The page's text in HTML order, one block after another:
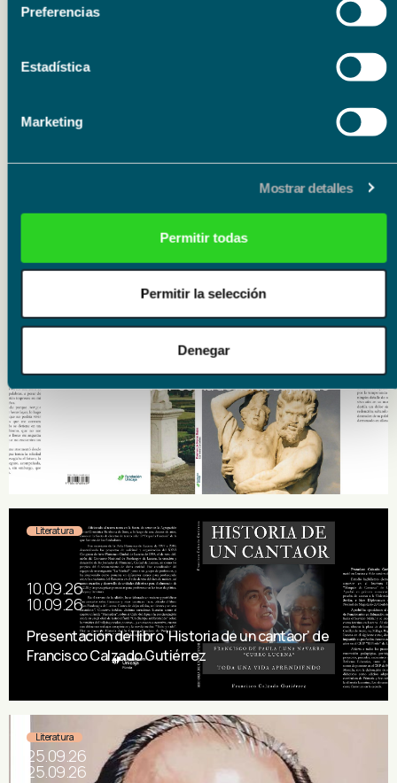
Preferencias
Estadística
Marketing
Mostrar detalles
Permitir todas
Permitir la selección
Denegar
Fundación Unicaja
Eventos relacionados
Literatura
Presentación del libro ‘Poema de horas bajas’ de
Carmen Corcelles
Literatura
10.09.26
10.09.26
Presentación del libro ‘Historia de un cantaor’ de
Francisco Calzado Gutiérrez
Literatura
25.09.26
25.09.26